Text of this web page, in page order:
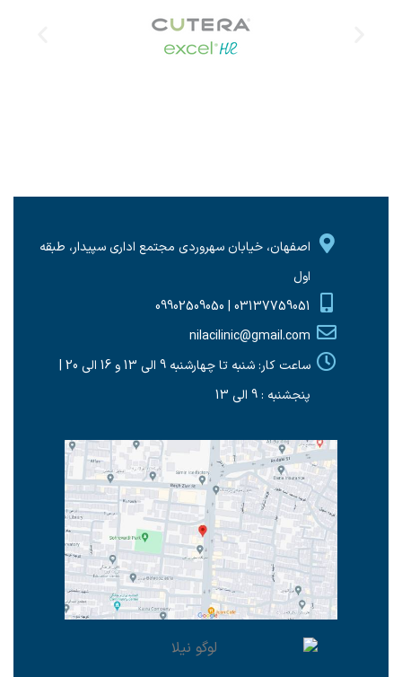
اصفهان، خیابان سهروردی مجتمع اداری سپیدار، طبقه
اول
03137759051 | 09902509050
nilacilinic@gmail.com
ساعت کار: شنبه تا چهارشنبه 9 الی 13 و 16 الی 20 |
پنجشنبه : 9 الی 13